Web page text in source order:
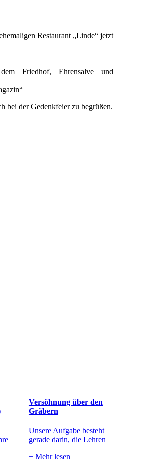
Restaurant „Linde“ jetzt
Friedhof, Ehrensalve und
bei der Gedenkfeier zu begrüßen.
Versöhnung über den
Gräbern
Unsere Aufgabe besteht
gerade darin, die Lehren
+Mehr lesen